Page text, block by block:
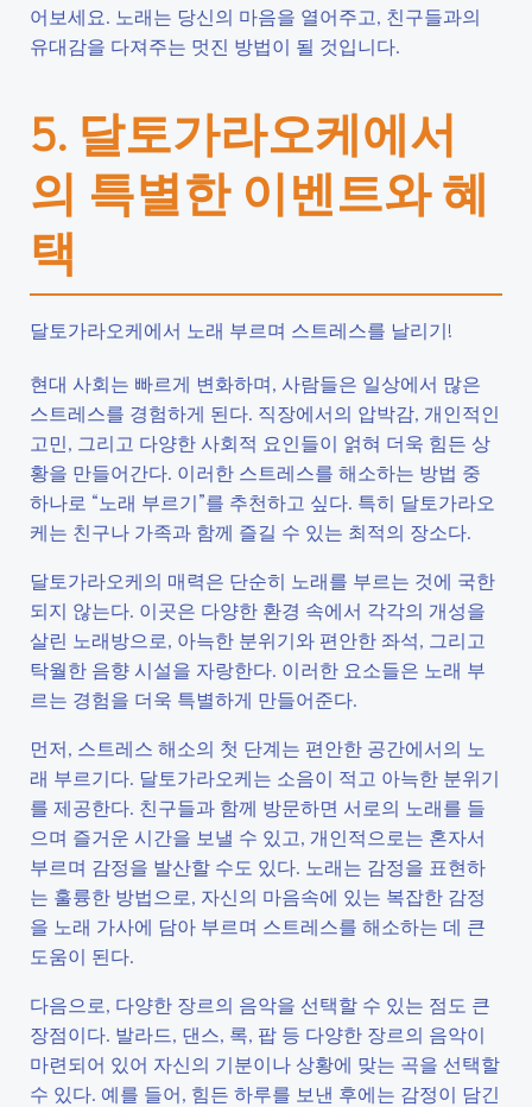
어보세요. 노래는 당신의 마음을 열어주고, 친구들과의
유대감을 다져주는 멋진 방법이 될 것입니다.
5. 달토가라오케에서
의 특별한 이벤트와 혜
택
달토가라오케에서 노래 부르며 스트레스를 날리기!
현대 사회는 빠르게 변화하며, 사람들은 일상에서 많은
스트레스를 경험하게 된다. 직장에서의 압박감, 개인적인
고민, 그리고 다양한 사회적 요인들이 얽혀 더욱 힘든 상
황을 만들어간다. 이러한 스트레스를 해소하는 방법 중
하나로 “노래 부르기”를 추천하고 싶다. 특히 달토가라오
케는 친구나 가족과 함께 즐길 수 있는 최적의 장소다.
달토가라오케의 매력은 단순히 노래를 부르는 것에 국한
되지 않는다. 이곳은 다양한 환경 속에서 각각의 개성을
살린 노래방으로, 아늑한 분위기와 편안한 좌석, 그리고
탁월한 음향 시설을 자랑한다. 이러한 요소들은 노래 부
르는 경험을 더욱 특별하게 만들어준다.
먼저, 스트레스 해소의 첫 단계는 편안한 공간에서의 노
래 부르기다. 달토가라오케는 소음이 적고 아늑한 분위기
를 제공한다. 친구들과 함께 방문하면 서로의 노래를 들
으며 즐거운 시간을 보낼 수 있고, 개인적으로는 혼자서
부르며 감정을 발산할 수도 있다. 노래는 감정을 표현하
는 훌륭한 방법으로, 자신의 마음속에 있는 복잡한 감정
을 노래 가사에 담아 부르며 스트레스를 해소하는 데 큰
도움이 된다.
다음으로, 다양한 장르의 음악을 선택할 수 있는 점도 큰
장점이다. 발라드, 댄스, 록, 팝 등 다양한 장르의 음악이
마련되어 있어 자신의 기분이나 상황에 맞는 곡을 선택할
수 있다. 예를 들어, 힘든 하루를 보낸 후에는 감정이 담긴